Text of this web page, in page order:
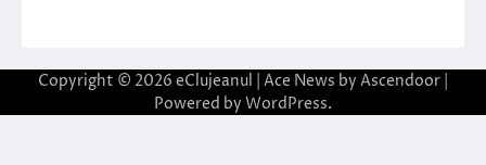
Copyright © 2026 eClujeanul | Ace News by Ascendoor
Powered by WordPress.